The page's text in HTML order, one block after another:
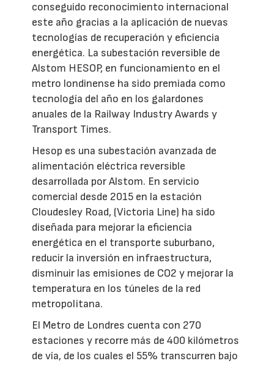
conseguido reconocimiento internacional
este año gracias a la aplicación de nuevas
tecnologías de recuperación y eficiencia
energética. La subestación reversible de
Alstom HESOP, en funcionamiento en el
metro londinense ha sido premiada como
tecnología del año en los galardones
anuales de la Railway Industry Awards y
Transport Times.
Hesop es una subestación avanzada de
alimentación eléctrica reversible
desarrollada por Alstom. En servicio
comercial desde 2015 en la estación
Cloudesley Road, (Victoria Line) ha sido
diseñada para mejorar la eficiencia
energética en el transporte suburbano,
reducir la inversión en infraestructura,
disminuir las emisiones de CO2 y mejorar la
temperatura en los túneles de la red
metropolitana.
El Metro de Londres cuenta con 270
estaciones y recorre más de 400 kilómetros
de vía, de los cuales el 55% transcurren bajo